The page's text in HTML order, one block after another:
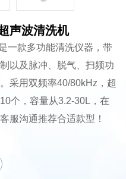
声波清洗机
一款多功能清洗仪器，带
以及脉冲、脱气、扫频功
采用双频率40/80kHz，超
个，容量从3.2-30L，在
服沟通推荐合适款型！